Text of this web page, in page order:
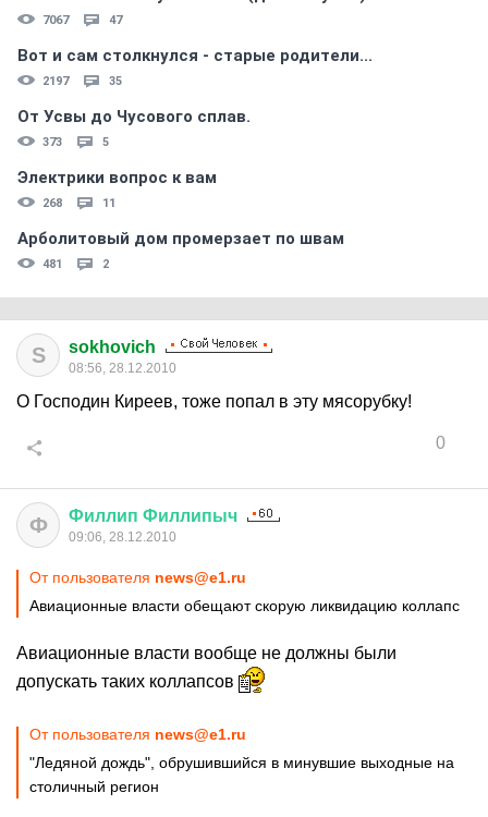
7067 47
Вот и сам столкнулся - старые родители...
2197 35
От Усвы до Чусового сплав.
373 5
Электрики вопрос к вам
268 11
Арболитовый дом промерзает по швам
481 2
S sokhovich
08:56, 28.12.2010
О Господин Киреев, тоже попал в эту мясорубку!
0
Ф Филлип Филлипыч
09:06, 28.12.2010
От пользователя news@e1.ru
Авиационные власти обещают скорую ликвидацию коллапс
Авиационные власти вообще не должны были
допускать таких коллапсов
От пользователя news@e1.ru
"Ледяной дождь", обрушившийся в минувшие выходные на
столичный регион